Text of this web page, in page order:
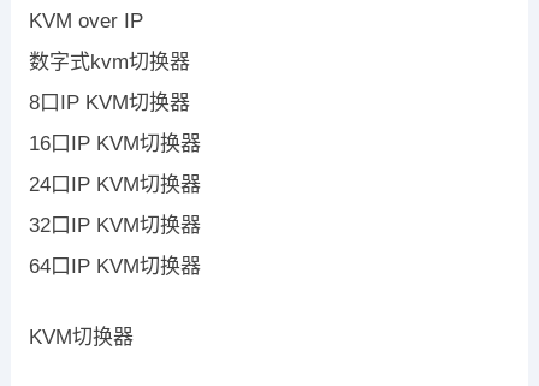
KVM over IP
数字式kvm切换器
8口IP KVM切换器
16口IP KVM切换器
24口IP KVM切换器
32口IP KVM切换器
64口IP KVM切换器
KVM切换器